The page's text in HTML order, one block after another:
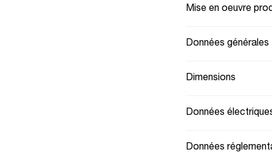
Mise en oeuvre
Données générales
Dimensions
Données
Données